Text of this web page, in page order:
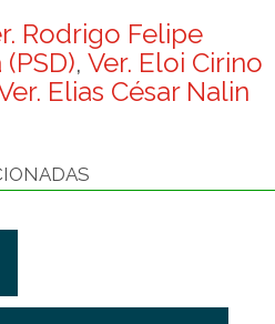
Rodrigo Felipe
, Ver. Eloi Cirino
Elias César Nalin